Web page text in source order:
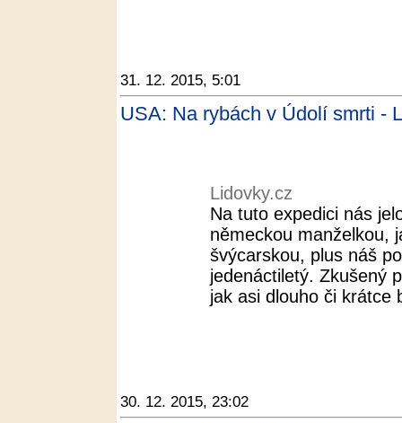
31. 12. 2015, 5:01
USA: Na rybách v Údolí smrti -
Lidovky.cz
Na tuto expedici nás
německou manželkou,
švýcarskou, plus náš
jedenáctiletý. Zkušený
jak asi dlouho či krátce
30. 12. 2015, 23:02